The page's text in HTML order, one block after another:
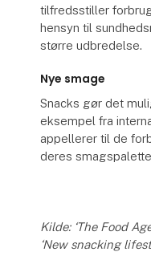
tilfredsstiller
hensyn til
større udbredelse.
Nye smage
Snacks gør det
eksempel fra
appellerer til de
deres
Kilde: ‘The Food
‘New snacking